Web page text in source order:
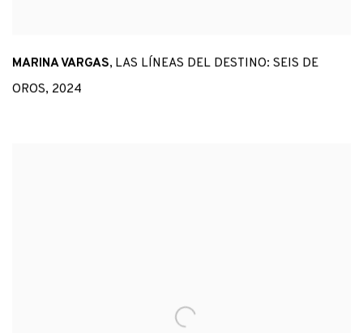
MARINA VARGAS, LAS LÍNEAS DEL DESTINO: SEIS DE
OROS, 2024